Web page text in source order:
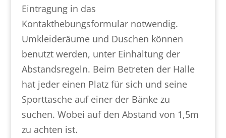
Eintragung in das
Kontakthebungsformular notwendig.
Umkleideräume und Duschen können
benutzt werden, unter Einhaltung der
Abstandsregeln. Beim Betreten der Halle
hat jeder einen Platz für sich und seine
Sporttasche auf einer der Bänke zu
suchen. Wobei auf den Abstand von 1,5m
zu achten ist.